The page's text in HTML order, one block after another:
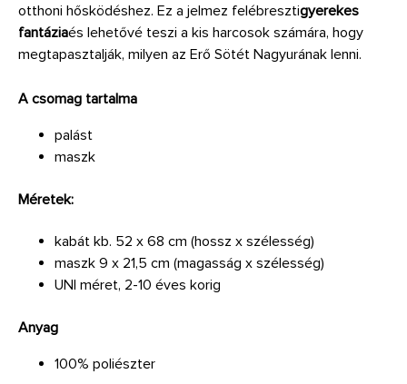
otthoni hősködéshez. Ez a jelmez felébresztigyerekes
fantáziaés lehetővé teszi a kis harcosok számára, hogy
megtapasztalják, milyen az Erő Sötét Nagyurának lenni.
A csomag tartalma
palást
maszk
Méretek:
kabát kb. 52 x 68 cm (hossz x szélesség)
maszk 9 x 21,5 cm (magasság x szélesség)
UNI méret, 2-10 éves korig
Anyag
100% poliészter